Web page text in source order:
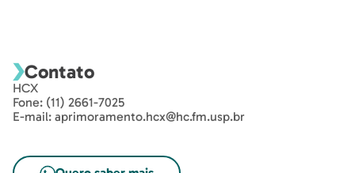
Contato
HCX
Fone: (11) 2661-7025
E-mail: aprimoramento.hcx@hc.fm.usp.br